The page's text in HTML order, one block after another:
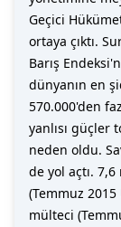
Geçici
ortaya çıktı.
Barış
dünyanın en
570.000'den
yanlısı güçler
neden oldu.
de yol açtı.
(Temmuz 2015
mülteci